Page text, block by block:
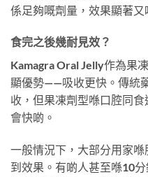
係足夠嘅劑量，效果顯著又
食完之後幾耐見效？
Kamagra Oral Jelly作為果
顯優勢——吸收更快。傳統
收，但果凍劑型喺口腔同
會快啲。
一般情況下，大部分用家
到效果。有啲人甚至喺10